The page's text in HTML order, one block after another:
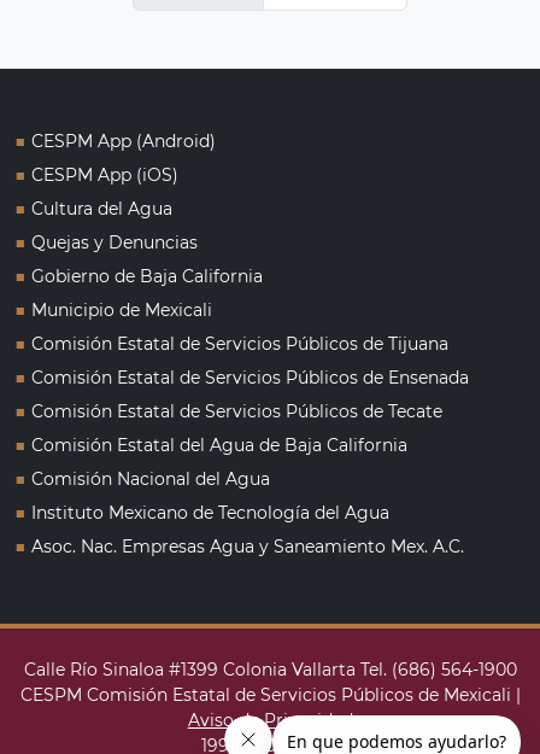
■ CESPM App (Android)
■ CESPM App (iOS)
■ Cultura del Agua
■ Quejas y Denuncias
■ Gobierno de Baja California
■ Municipio de Mexicali
■ Comisión Estatal de Servicios Públicos de Tijuana
■ Comisión Estatal de Servicios Públicos de Ensenada
■ Comisión Estatal de Servicios Públicos de Tecate
■ Comisión Estatal del Agua de Baja California
■ Comisión Nacional del Agua
■ Instituto Mexicano de Tecnología del Agua
■ Asoc. Nac. Empresas Agua y Saneamiento Mex. A.C.
Calle Río Sinaloa #1399 Colonia Vallarta Tel. (686) 564-1900
CESPM Comisión Estatal de Servicios Públicos de Mexicali |
Aviso de Privacidad
1998 - 2026 v1.2.1